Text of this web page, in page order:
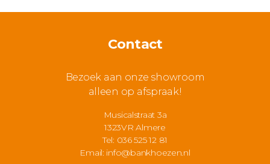
Contact
Bezoek aan onze showroom
alleen op afspraak!
Musicalstraat 3a
1323VR Almere
Tel: 036 525 12 81
Email: info@bankhoezen.nl